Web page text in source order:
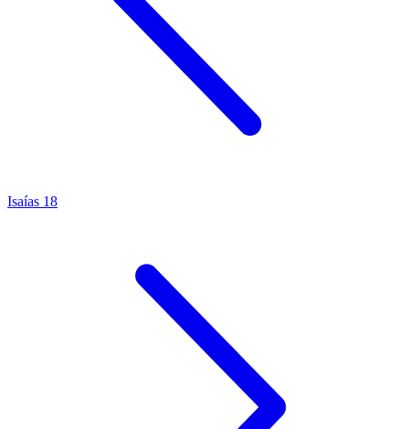
Isaías 18